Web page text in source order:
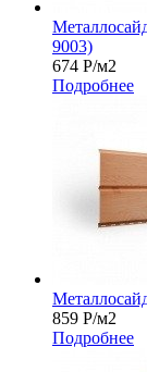
9003)
674 Р/м2
Подробнее
859 Р/м2
Подробнее